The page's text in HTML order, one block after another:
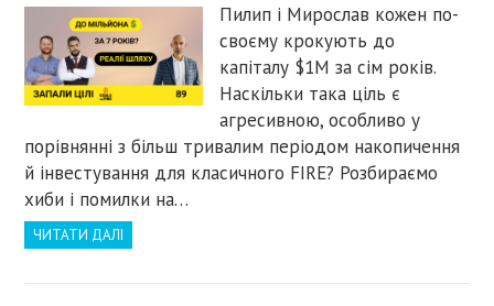
Пилип і Мирослав кожен по-
своєму крокують до
капіталу $1M за сім років.
Наскільки така ціль є
агресивною, особливо у
порівнянні з більш тривалим періодом накопичення
й інвестування для класичного FIRE? Розбираємо
хиби і помилки на…
ЧИТАТИ ДАЛІ